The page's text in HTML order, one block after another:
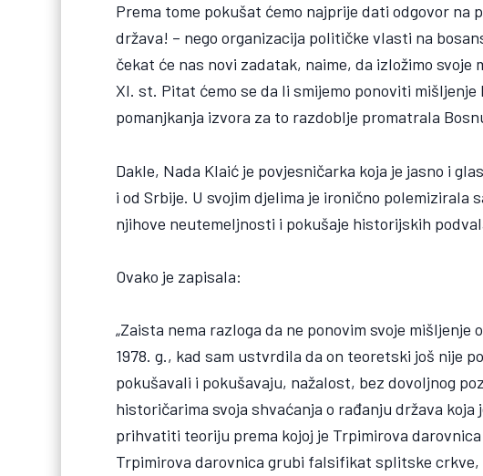
Prema tome pokušat ćemo najprije dati odgovor na
država! – nego organizacija političke vlasti na
čekat će nas novi zadatak, naime, da izložimo
XI. st. Pitat ćemo se da li smijemo ponoviti
pomanjkanja izvora za to razdoblje promatrala
Dakle, Nada Klaić je povjesničarka koja je jasno i
i od Srbije. U svojim djelima je ironično
njihove neutemeljnosti i pokušaje historijskih
Ovako je zapisala:
„Zaista nema razloga da ne ponovim svoje
1978. g., kad sam ustvrdila da on teoretski još nije
pokušavali i pokušavaju, nažalost, bez dovoljnog
historičarima svoja shvaćanja o rađanju država
prihvatiti teoriju prema kojoj je Trpimirova
Trpimirova darovnica grubi falsifikat splitske crkve,